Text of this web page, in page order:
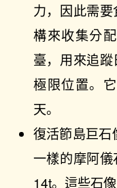
力，因此需
構來收集分
臺，用來追
極限位置。
天。
復活節島巨石
一樣的摩阿
14t。這些石